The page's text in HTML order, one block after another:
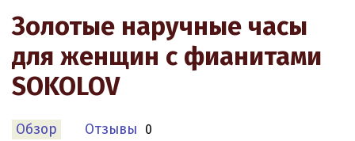
Золотые наручные часы
для женщин с фианитами
SOKOLOV
Обзор Отзывы 0